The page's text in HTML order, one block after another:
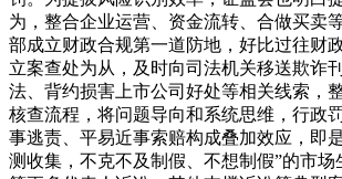
为，整合企业运营、资金流转、合做买卖
部成立财政合规第一道防地，好比过往财
立案查处为从，及时向司法机关移送欺诈
法、背约损害上市公司好处等相关线索，
核查流程，将问题导向和系统思维，行政
事逃责、平易近事索赔构成叠加效应，即
测收集，不克不及制假、不想制假”的市场